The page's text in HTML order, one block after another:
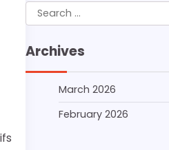
Search
for:
Archives
March 2026
February 2026